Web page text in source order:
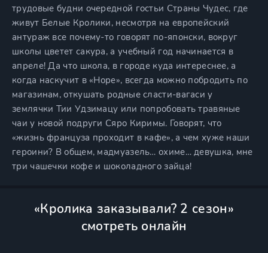
трудовые будни очередной гостьи Страны Чудес, где
живут Белые Кролики, несмотря на европейский
антураж все почему-то говорят по-японски, вокруг
школы цветет сакура, а учебный год начинается в
апреле! Да что школа, в городе куда интереснее, а
когда наскучит в «Норе», всегда можно побродить по
магазинам, откушать родные сласти-вагаси у
землячки Тии Удзимацу или попробовать травяные
чаи у новой подруги Сяро Киримы. Говорят, что
«жизнь француза проходит в кафе», а чем хуже наши
героини? В общем, мадмуазель… охиме… девушка, мне
три чашечки кофе и шоколадного зайца!
«Кролика заказывали? 2 сезон»
смотреть онлайн